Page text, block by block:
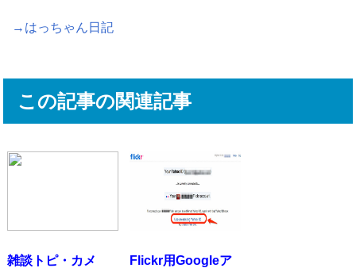
→はっちゃん日記
この記事の関連記事
雑談トピ・カメ
Flickr用Googleア